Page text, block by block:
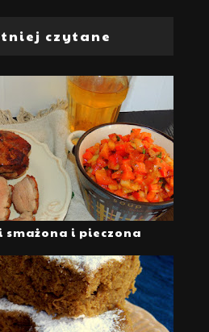
czytane
smażona i pieczona